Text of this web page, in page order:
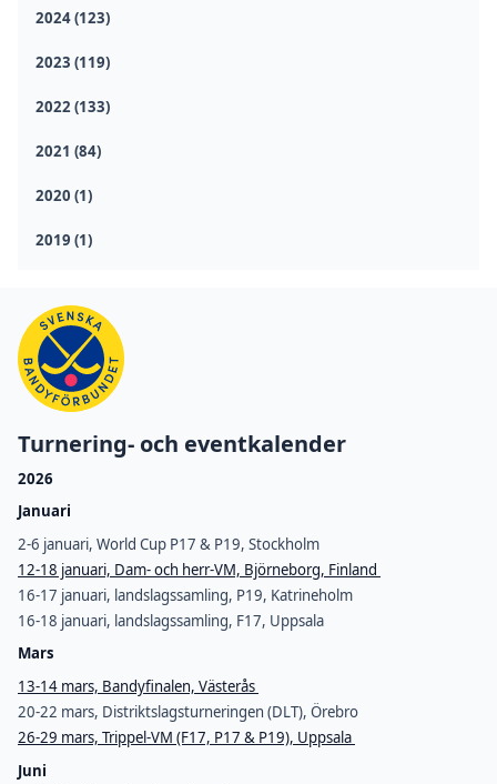
2024 (123)
2023 (119)
2022 (133)
2021 (84)
2020 (1)
2019 (1)
Turnering- och eventkalender
2026
Januari
2-6 januari, World Cup P17 & P19, Stockholm
12-18 januari, Dam- och herr-VM, Björneborg, Finland
16-17 januari, landslagssamling, P19, Katrineholm
16-18 januari, landslagssamling, F17, Uppsala
Mars
13-14 mars, Bandyfinalen, Västerås
20-22 mars, Distriktslagsturneringen (DLT), Örebro
26-29 mars, Trippel-VM (F17, P17 & P19), Uppsala
Juni